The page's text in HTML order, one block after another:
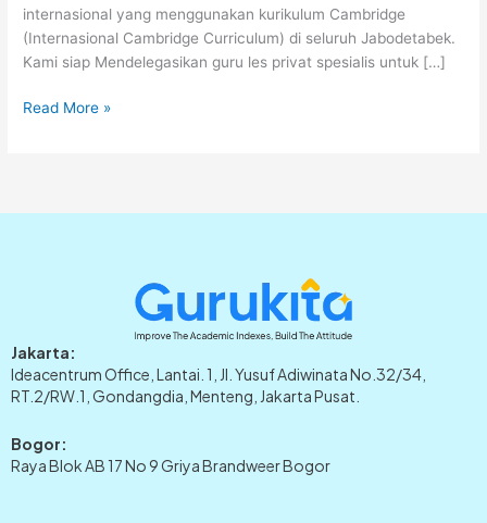
internasional yang menggunakan kurikulum Cambridge
(Internasional Cambridge Curriculum) di seluruh Jabodetabek.
Kami siap Mendelegasikan guru les privat spesialis untuk […]
Read More »
Jakarta:
Ideacentrum Office, Lantai. 1, Jl. Yusuf Adiwinata No.32/34,
RT.2/RW.1, Gondangdia, Menteng, Jakarta Pusat.
Bogor:
Raya Blok AB 17 No 9 Griya Brandweer Bogor